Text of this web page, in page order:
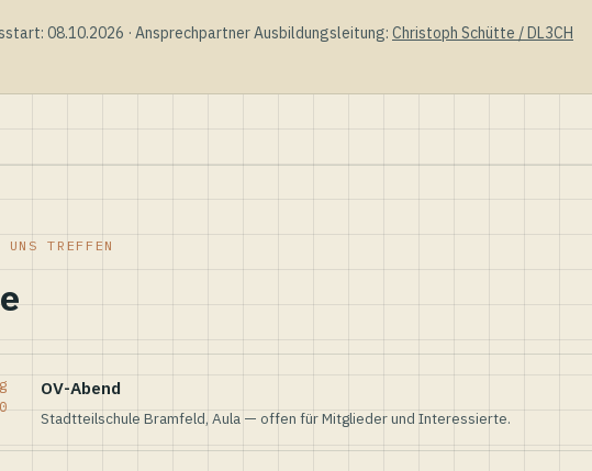
08.10.2026 · Ansprechpartner Ausbildungsleitung: Christoph Schütte / DL3CH
TREFFEN
OV-Abend
Stadtteilschule Bramfeld, Aula — offen für Mitglieder und Interessierte.